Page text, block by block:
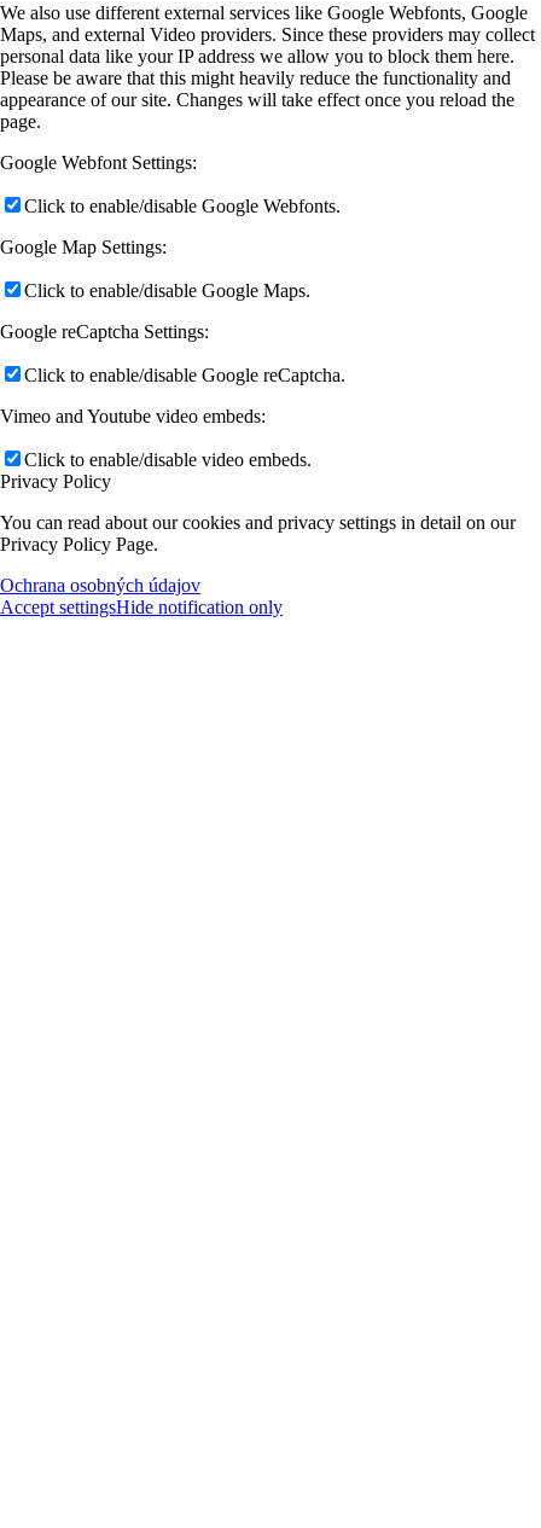
We also use different external services like Google Webfonts, Google
Maps, and external Video providers. Since these providers may collect
personal data like your IP address we allow you to block them here.
Please be aware that this might heavily reduce the functionality and
appearance of our site. Changes will take effect once you reload the
page.
Google Webfont Settings:
Click to enable/disable Google Webfonts.
Google Map Settings:
Click to enable/disable Google Maps.
Google reCaptcha Settings:
Click to enable/disable Google reCaptcha.
Vimeo and Youtube video embeds:
Click to enable/disable video embeds.
Privacy Policy
You can read about our cookies and privacy settings in detail on our
Privacy Policy Page.
Ochrana osobných údajov
Accept settingsHide notification only